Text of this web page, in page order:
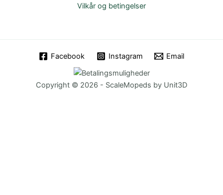
Vilkår og betingelser
Facebook Instagram Email
Copyright © 2026 - ScaleMopeds by Unit3D